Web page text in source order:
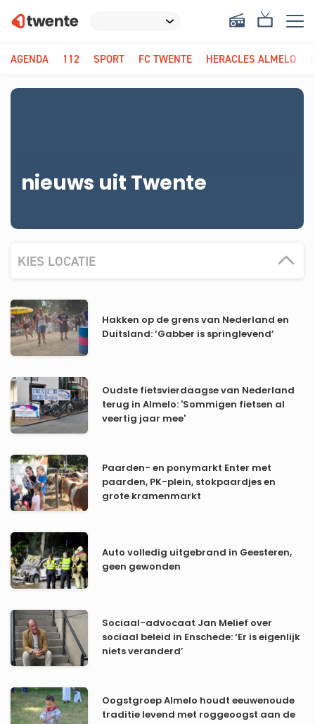
AGENDA 112 SPORT FC TWENTE HERACLES ALMELO
nieuws uit Twente
KIES LOCATIE
Hakken op de grens van Nederland en
Duitsland: ‘Gabber is springlevend’
Oudste fietsvierdaagse van Nederland
terug in Almelo: 'Sommigen fietsen al
veertig jaar mee'
Paarden- en ponymarkt Enter met
paarden, PK-plein, stokpaardjes en
grote kramenmarkt
Auto volledig uitgebrand in Geesteren,
geen gewonden
Sociaal-advocaat Jan Melief over
sociaal beleid in Enschede: ‘Er is eigenlijk
niets veranderd’
Oogstgroep Almelo houdt eeuwenoude
traditie levend met roggeoogst aan de